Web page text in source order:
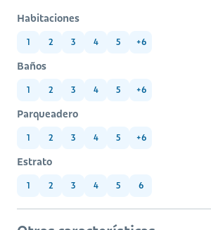
Habitaciones
1 2 3 4 5 +6
Baños
1 2 3 4 5 +6
Parqueadero
1 2 3 4 5 +6
Estrato
1 2 3 4 5 6